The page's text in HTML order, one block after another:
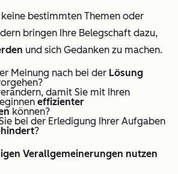
bestimmten Themen oder
bringen Ihre Belegschaft dazu,
und sich Gedanken zu machen.
Meinung nach bei der Lösung
damit Sie mit Ihren
effizienter
können?
bei der Erledigung Ihrer Aufgaben
?
Verallgemeinerungen nutzen